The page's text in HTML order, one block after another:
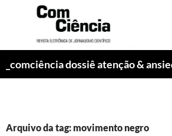
_comciência dossiê atenção &
Arquivo da tag: movimento negro